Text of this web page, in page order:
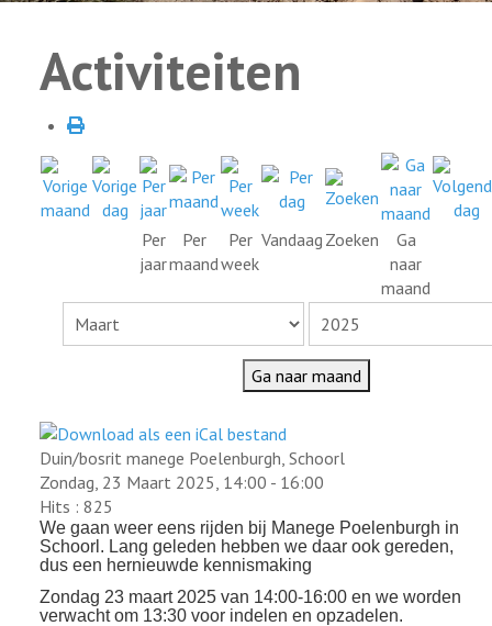
Activiteiten
Per
jaar
Per
maand
Per
week
Vandaag Zoeken
Ga
naar
maand
Ga naar maand
Duin/bosrit manege Poelenburgh, Schoorl
Zondag, 23 Maart 2025, 14:00 - 16:00
Hits : 825
We gaan weer eens rijden bij Manege Poelenburgh in
Schoorl. Lang geleden hebben we daar ook gereden,
dus een hernieuwde kennismaking
Zondag 23 maart 2025 van 14:00-16:00 en we worden
verwacht om 13:30 voor indelen en opzadelen.